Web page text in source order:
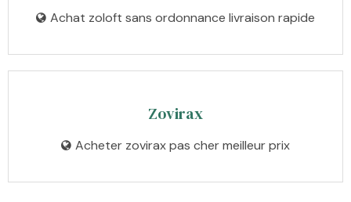
Achat zoloft sans ordonnance livraison rapide
Zovirax
Acheter zovirax pas cher meilleur prix